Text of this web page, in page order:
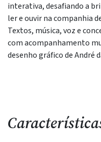
interativa, desafiando a
ler e ouvir na companhia
Textos, música, voz e
com acompanhamento
desenho gráfico de André